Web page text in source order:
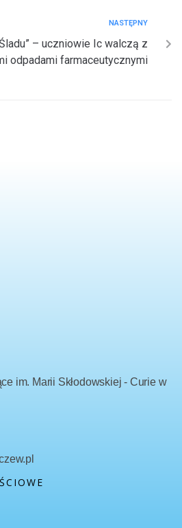
NASTĘPNY
– uczniowie Ic walczą z
odpadami farmaceutycznymi
im. Marii Skłodowskiej - Curie w